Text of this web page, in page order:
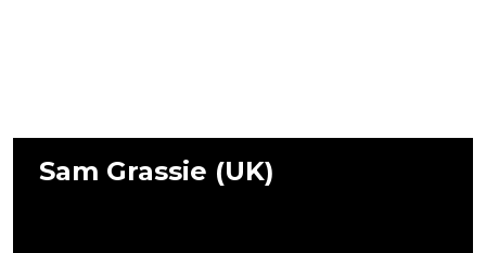
Sam Grassie (UK)